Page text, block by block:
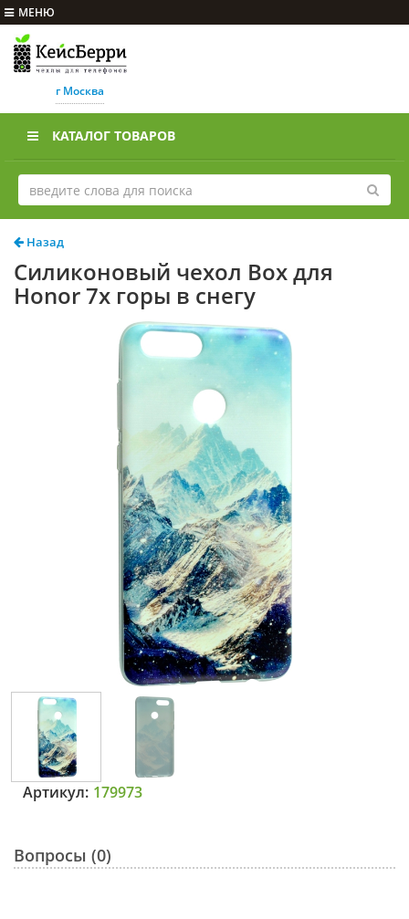
МЕНЮ
г Москва
КАТАЛОГ ТОВАРОВ
Назад
Силиконовый чехол Box для
Honor 7x горы в снегу
Артикул: 179973
Вопросы (0)